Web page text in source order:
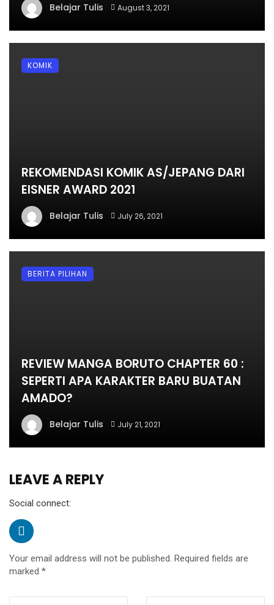
Belajar Tulis August 3, 2021
REKOMENDASI KOMIK AS/JEPANG DARI
EISNER AWARD 2021
Belajar Tulis July 26, 2021
KOMIK
REVIEW MANGA BORUTO CHAPTER 60 :
SEPERTI APA KARAKTER BARU BUATAN
AMADO?
Belajar Tulis July 21, 2021
BERITA PILIHAN
LEAVE A REPLY
Social connect:
Your email address will not be published. Required fields are
marked *